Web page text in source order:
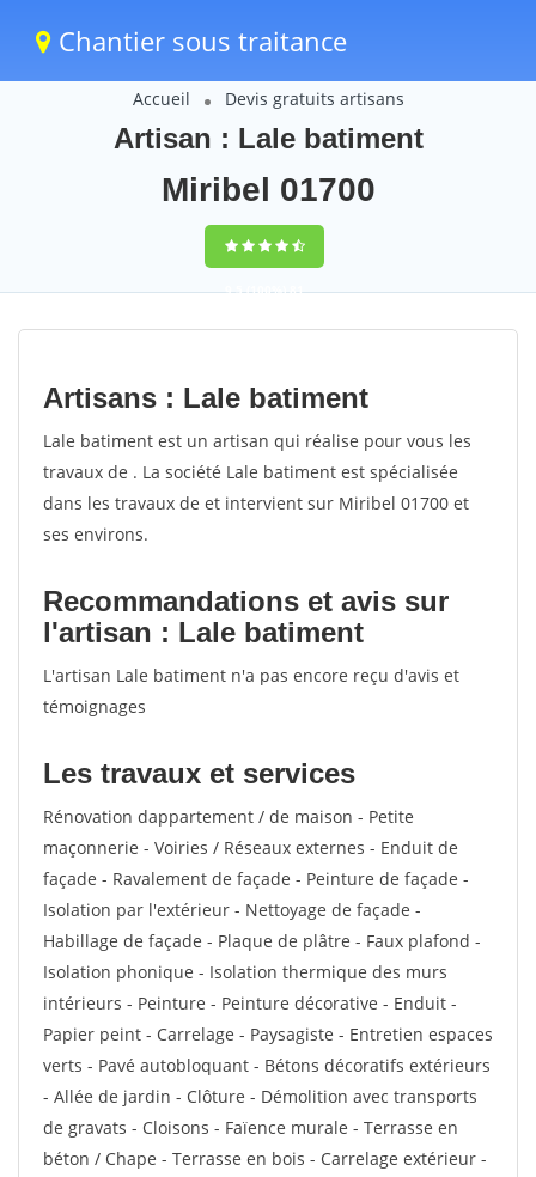
Chantier sous traitance
Accueil Devis gratuits artisans
Artisan : Lale batiment
Miribel 01700
9,5(100%)81
votes
Artisans : Lale batiment
Lale batiment est un artisan qui réalise pour vous les
travaux de . La société Lale batiment est spécialisée
dans les travaux de et intervient sur Miribel 01700 et
ses environs.
Recommandations et avis sur
l'artisan : Lale batiment
L'artisan Lale batiment n'a pas encore reçu d'avis et
témoignages
Les travaux et services
Rénovation dappartement / de maison - Petite
maçonnerie - Voiries / Réseaux externes - Enduit de
façade - Ravalement de façade - Peinture de façade -
Isolation par l'extérieur - Nettoyage de façade -
Habillage de façade - Plaque de plâtre - Faux plafond -
Isolation phonique - Isolation thermique des murs
intérieurs - Peinture - Peinture décorative - Enduit -
Papier peint - Carrelage - Paysagiste - Entretien espaces
verts - Pavé autobloquant - Bétons décoratifs extérieurs
- Allée de jardin - Clôture - Démolition avec transports
de gravats - Cloisons - Faïence murale - Terrasse en
béton / Chape - Terrasse en bois - Carrelage extérieur -